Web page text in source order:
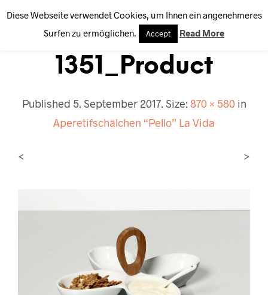
0
1351_Product
Published 5. September 2017. Size: 870 × 580in
Aperetifschälchen “Pello” La Vida
< >
Diese Webseite verwendet Cookies, um Ihnen ein angenehmeres
Surfen zu ermöglichen.
Accept Read More